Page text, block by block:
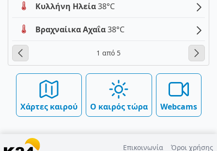
Κυλλήνη Ηλεία38°C
Βραχναίικα Αχαΐα38°C
1 από 5
Χάρτες καιρού Ο καιρός τώρα Webcams
Επικοινωνία Όροι χρήσης